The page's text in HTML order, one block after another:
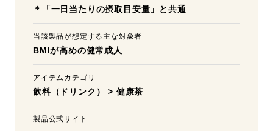
＊「一日当たりの摂取目安量」と共通
当該製品が想定する主な対象者
BMIが高めの健常成人
アイテムカテゴリ
飲料（ドリンク） > 健康茶
製品公式サイト